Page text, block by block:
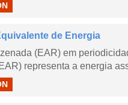
de Energia
(EAR) em
representa a energia